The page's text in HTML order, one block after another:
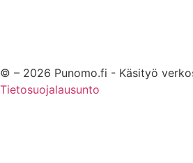
© – 2026 Punomo.fi - Käsityö
Tietosuojalausunto